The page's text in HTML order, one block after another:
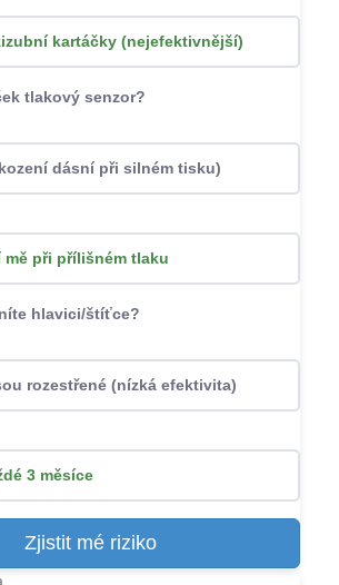
kartáčky (nejefektivnější)
tlakový senzor?
dásní při silném tisku)
při přílišném tlaku
hlavici/štíťce?
rozestřené (nízká efektivita)
3 měsíce
Zjistit mé riziko